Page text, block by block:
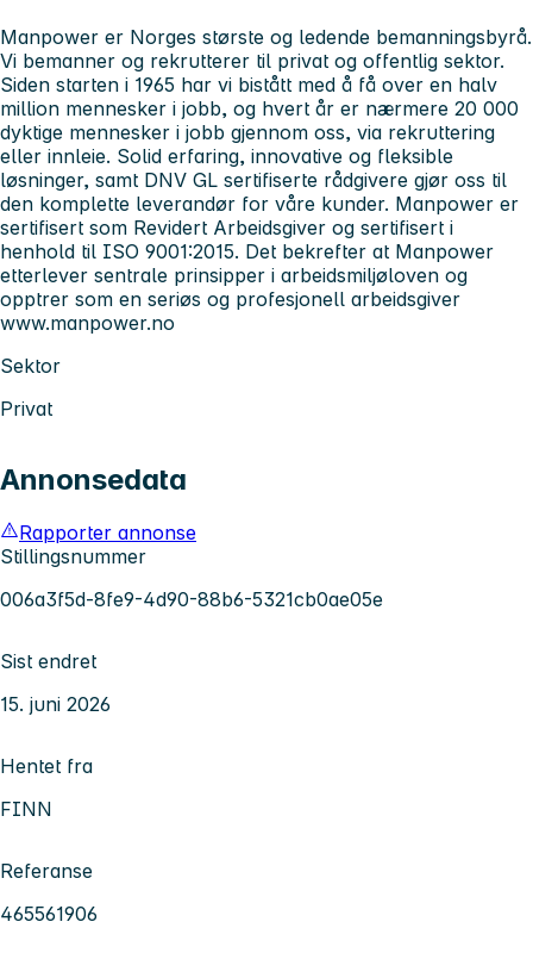
Manpower er Norges største og ledende bemanningsbyrå.
Vi bemanner og rekrutterer til privat og offentlig sektor.
Siden starten i 1965 har vi bistått med å få over en halv
million mennesker i jobb, og hvert år er nærmere 20 000
dyktige mennesker i jobb gjennom oss, via rekruttering
eller innleie. Solid erfaring, innovative og fleksible
løsninger, samt DNV GL sertifiserte rådgivere gjør oss til
den komplette leverandør for våre kunder. Manpower er
sertifisert som Revidert Arbeidsgiver og sertifisert i
henhold til ISO 9001:2015. Det bekrefter at Manpower
etterlever sentrale prinsipper i arbeidsmiljøloven og
opptrer som en seriøs og profesjonell arbeidsgiver
www.manpower.no
Sektor
Privat
Annonsedata
Rapporter annonse
Stillingsnummer
006a3f5d-8fe9-4d90-88b6-5321cb0ae05e
Sist endret
15. juni 2026
Hentet fra
FINN
Referanse
465561906